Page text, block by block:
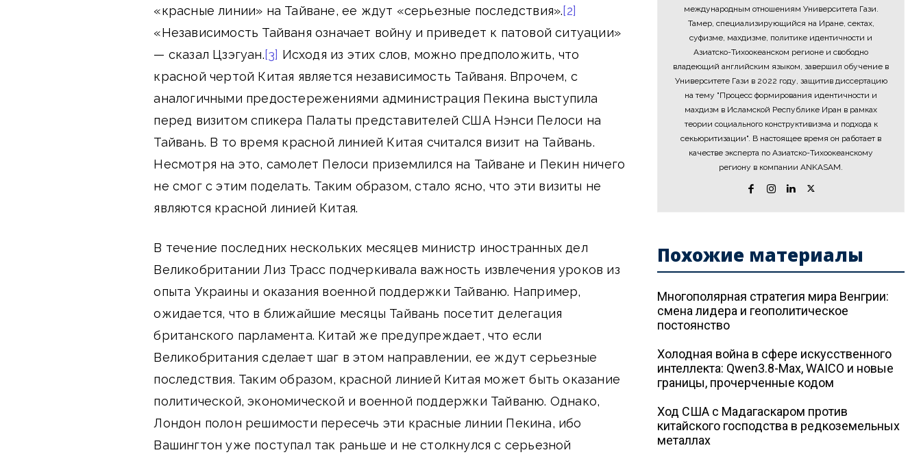
«красные линии» на Тайване, ее ждут «серьезные последствия».[2]
«Независимость Тайваня означает войну и приведет к патовой ситуации»
— сказал Цзэгуан.[3] Исходя из этих слов, можно предположить, что
красной чертой Китая является независимость Тайваня. Впрочем, с
аналогичными предостережениями администрация Пекина выступила
перед визитом спикера Палаты представителей США Нэнси Пелоси на
Тайвань. В то время красной линией Китая считался визит на Тайвань.
Несмотря на это, самолет Пелоси приземлился на Тайване и Пекин ничего
не смог с этим поделать. Таким образом, стало ясно, что эти визиты не
являются красной линией Китая.
В течение последних нескольких месяцев министр иностранных дел
Великобритании Лиз Трасс подчеркивала важность извлечения уроков из
опыта Украины и оказания военной поддержки Тайваню. Например,
ожидается, что в ближайшие месяцы Тайвань посетит делегация
британского парламента. Китай же предупреждает, что если
Великобритания сделает шаг в этом направлении, ее ждут серьезные
последствия. Таким образом, красной линией Китая может быть оказание
политической, экономической и военной поддержки Тайваню. Однако,
Лондон полон решимости пересечь эти красные линии Пекина, ибо
Вашингтон уже поступал так раньше и не столкнулся с серьезной
международным отношениям Университета Гази.
Тамер, специализирующийся на Иране, сектах,
суфизме, махдизме, политике идентичности и
Азиатско-Тихоокеанском регионе и свободно
владеющий английским языком, завершил обучение в
Университете Гази в 2022 году, защитив диссертацию
на тему "Процесс формирования идентичности и
махдизм в Исламской Республике Иран в рамках
теории социального конструктивизма и подхода к
секьюритизации". В настоящее время он работает в
качестве эксперта по Азиатско-Тихоокеанскому
региону в компании ANKASAM.
Похожие материалы
Многополярная стратегия мира Венгрии:
смена лидера и геополитическое
постоянство
Холодная война в сфере искусственного
интеллекта: Qwen3.8-Max, WAICO и новые
границы, прочерченные кодом
Ход США с Мадагаскаром против
китайского господства в редкоземельных
металлах